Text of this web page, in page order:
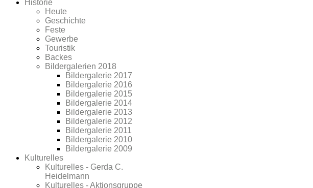
Historie
Heute
Geschichte
Feste
Gewerbe
Touristik
Backes
Bildergalerien 2018
Bildergalerie 2017
Bildergalerie 2016
Bildergalerie 2015
Bildergalerie 2014
Bildergalerie 2013
Bildergalerie 2012
Bildergalerie 2011
Bildergalerie 2010
Bildergalerie 2009
Kulturelles
Kulturelles - Gerda C.
Heidelmann
Kulturelles - Aktionsgruppe